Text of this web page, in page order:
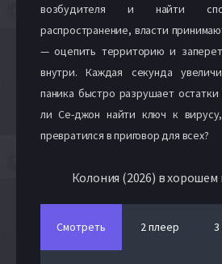
возбудителя и найти
распространение, власти
— оцепить территорию и
внутри. Каждая секунда
паника быстро разрушает
ли Се-джон найти ключ к
превратился в приговор для всех?
Колония (2026) в хорошем
Смотреть 2 плеер